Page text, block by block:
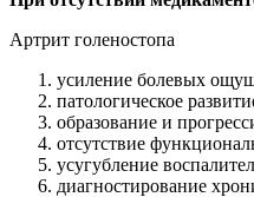
Артрит голеностопа
усиление болевых
патологическое
образование и
отсутствие
усугубление
диагностирование